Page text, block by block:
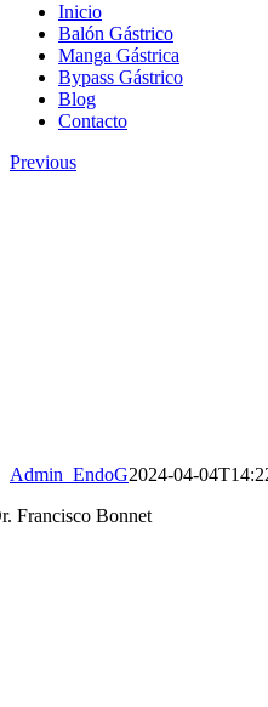
Inicio
Balón Gástrico
Manga Gástrica
Bypass Gástrico
Blog
Contacto
Previous
Admin_EndoG2024-04-
Francisco Bonnet